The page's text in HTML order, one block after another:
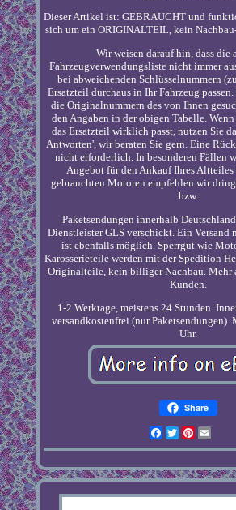
Dieser Artikel ist: GEBRAUCHT und
sich um ein ORIGINALTEIL, kein
Wir weisen darauf hin, dass die
Fahrzeugverwendungsliste nicht immer
bei abweichenden Schlüsselnummern
Ersatzteil durchaus in Ihr Fahrzeug
die Originalnummern des von Ihnen
den Angaben in der obigen Tabelle.
das Ersatzteil wirklich passt, nutzen Sie
Antworten', wir beraten Sie gern. Eine
nicht erforderlich. In besonderen Fällen
Angebot für den Ankauf Ihres
gebrauchten Motoren empfehlen wir
bzw.
Paketsendungen innerhalb
Dienstleister GLS verschickt. Ein Versand
ist ebenfalls möglich. Sperrgut wie
Karosserieteile werden mit der Spedition
Originalteile, kein billiger Nachbau. Mehr
Kunden.
1-2 Werktage, meistens 24 Stunden.
versandkostenfrei (nur Paketsendungen).
Uhr.
Share
Facebook
TwitterPinterest